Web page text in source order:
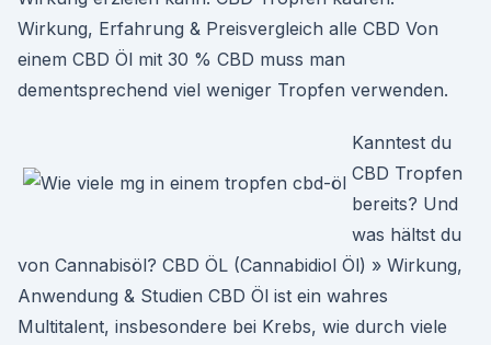
Wirkung, Erfahrung & Preisvergleich alle CBD Von
einem CBD Öl mit 30 % CBD muss man
dementsprechend viel weniger Tropfen verwenden.
Kanntest du
CBD Tropfen
bereits? Und
was hältst du
von Cannabisöl? CBD ÖL (Cannabidiol Öl) » Wirkung,
Anwendung & Studien CBD Öl ist ein wahres
Multitalent, insbesondere bei Krebs, wie durch viele